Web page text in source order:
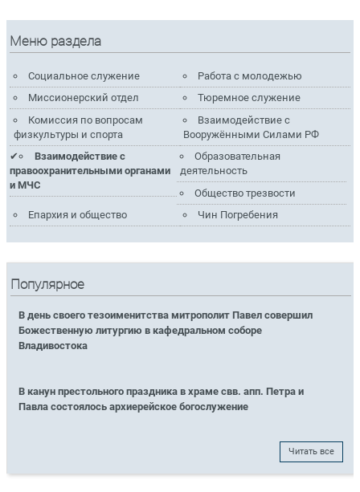
Меню раздела
Социальное служение
Работа с молодежью
Миссионерский отдел
Тюремное служение
Комиссия по вопросам
физкультуры и спорта
Взаимодействие с
Вооружёнными Силами РФ
Взаимодействие с
правоохранительными органами
и МЧС
Образовательная
деятельность
Общество трезвости
Епархия и общество
Чин Погребения
Популярное
В день своего тезоименитства митрополит Павел совершил
Божественную литургию в кафедральном соборе
Владивостока
В канун престольного праздника в храме свв. апп. Петра и
Павла состоялось архиерейское богослужение
Читать все